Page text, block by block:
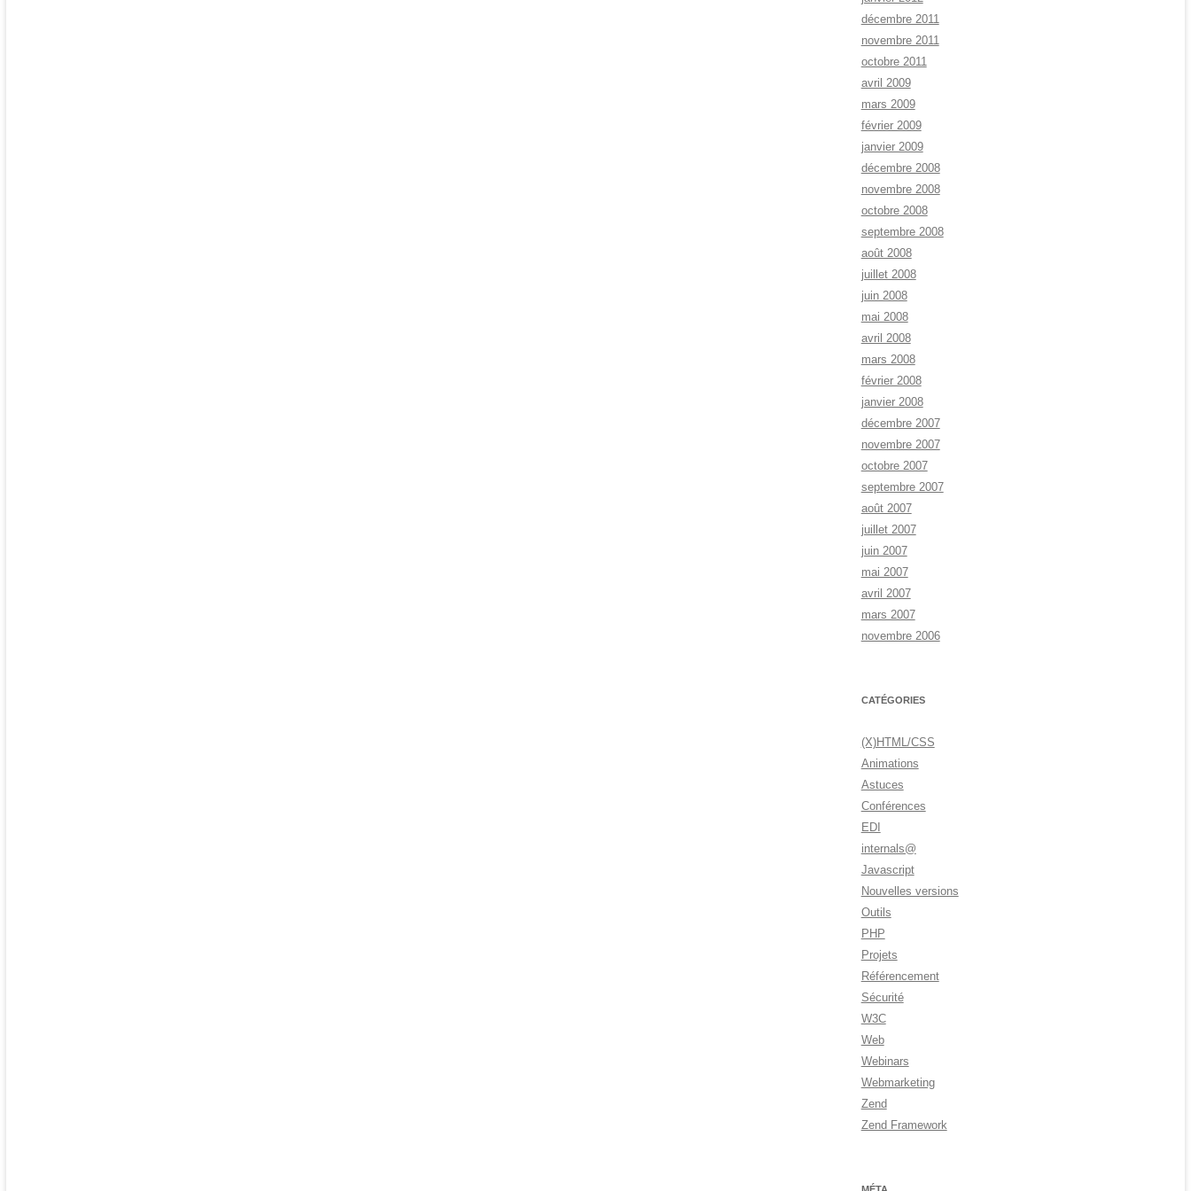
décembre 2011
novembre 2011
octobre 2011
avril 2009
mars 2009
février 2009
janvier 2009
décembre 2008
novembre 2008
octobre 2008
septembre 2008
août 2008
juillet 2008
juin 2008
mai 2008
avril 2008
mars 2008
février 2008
janvier 2008
décembre 2007
novembre 2007
octobre 2007
septembre 2007
août 2007
juillet 2007
juin 2007
mai 2007
avril 2007
mars 2007
novembre 2006
CATÉGORIES
(X)HTML/CSS
Animations
Astuces
Conférences
EDI
internals@
Javascript
Nouvelles versions
Outils
PHP
Projets
Référencement
Sécurité
W3C
Web
Webinars
Webmarketing
Zend
Zend Framework